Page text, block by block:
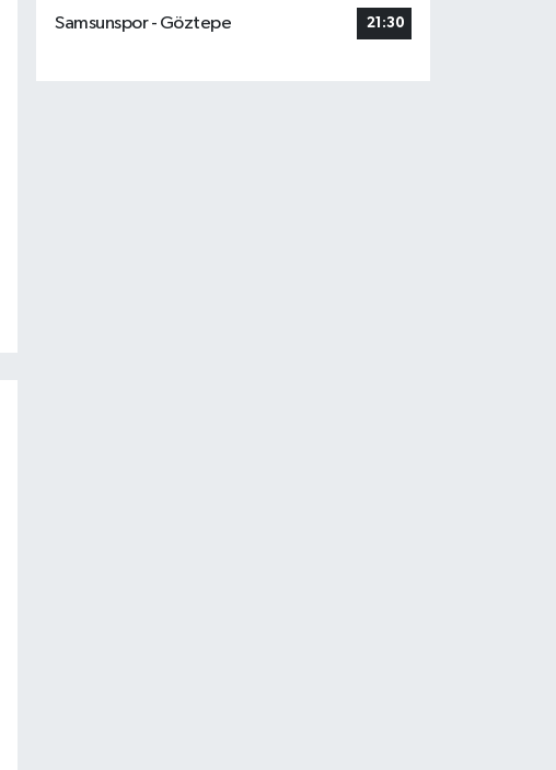
Samsunspor - Göztepe
21:30